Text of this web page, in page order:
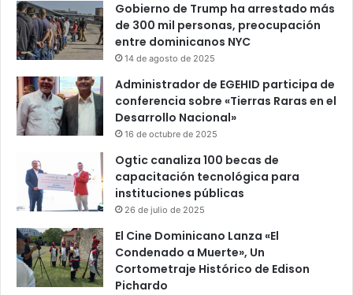
Gobierno de Trump ha arrestado más
de 300 mil personas, preocupación
entre dominicanos NYC
14 de agosto de 2025
Administrador de EGEHID participa de
conferencia sobre «Tierras Raras en el
Desarrollo Nacional»
16 de octubre de 2025
Ogtic canaliza 100 becas de
capacitación tecnológica para
instituciones públicas
26 de julio de 2025
El Cine Dominicano Lanza «El
Condenado a Muerte», Un
Cortometraje Histórico de Edison
Pichardo